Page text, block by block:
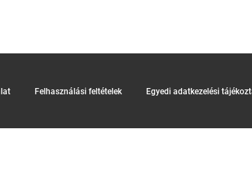
Felhasználási feltételek Egyedi adatkezelési